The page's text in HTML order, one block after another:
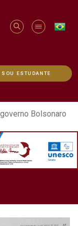
SOU ESTUDANTE
governo
Bolsonaro